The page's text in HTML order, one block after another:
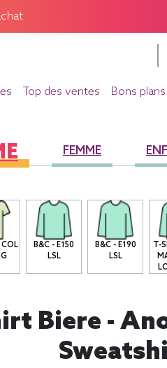
Top des ventes Bons plans
FEMME
B&C - E150
LSL
B&C - E190
LSL
T-
Biere -